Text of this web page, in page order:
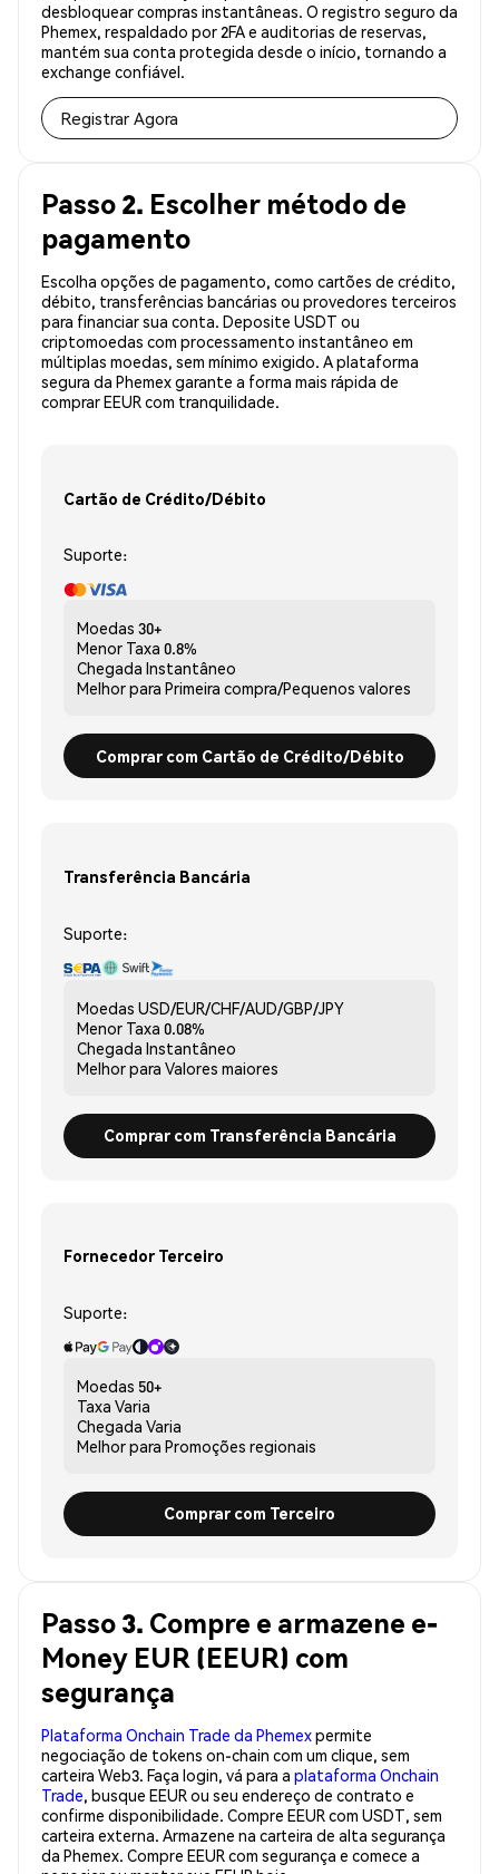
desbloquear compras instantâneas. O registro seguro da
Phemex, respaldado por 2FA e auditorias de reservas,
mantém sua conta protegida desde o início, tornando a
exchange confiável.
Registrar Agora
Passo 2. Escolher método de
pagamento
Escolha opções de pagamento, como cartões de crédito,
débito, transferências bancárias ou provedores terceiros
para financiar sua conta. Deposite USDT ou
criptomoedas com processamento instantâneo em
múltiplas moedas, sem mínimo exigido. A plataforma
segura da Phemex garante a forma mais rápida de
comprar EEUR com tranquilidade.
Cartão de Crédito/Débito
Suporte:
Moedas 30+
Menor Taxa 0.8%
Chegada Instantâneo
Melhor para Primeira compra/Pequenos valores
Comprar com Cartão de Crédito/Débito
Transferência Bancária
Suporte:
Moedas USD/EUR/CHF/AUD/GBP/JPY
Menor Taxa 0.08%
Chegada Instantâneo
Melhor para Valores maiores
Comprar com Transferência Bancária
Fornecedor Terceiro
Suporte:
Moedas 50+
Taxa Varia
Chegada Varia
Melhor para Promoções regionais
Comprar com Terceiro
Passo 3. Compre e armazene e-
Money EUR (EEUR) com
segurança
Plataforma Onchain Trade da Phemexpermite
negociação de tokens on-chain com um clique, sem
carteira Web3. Faça login, vá para a plataforma Onchain
Trade, busque EEUR ou seu endereço de contrato e
confirme disponibilidade. Compre EEUR com USDT, sem
carteira externa. Armazene na carteira de alta segurança
da Phemex. Compre EEUR com segurança e comece a